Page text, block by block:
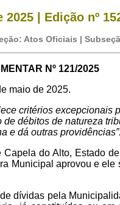
| Edição nº
Atos Oficiais |
Nº 121/2025
maio de 2025.
critérios excepcionais
de débitos de natureza
e dá outras providências”.
do Alto, Estado
Municipal aprovou e
dívidas pela